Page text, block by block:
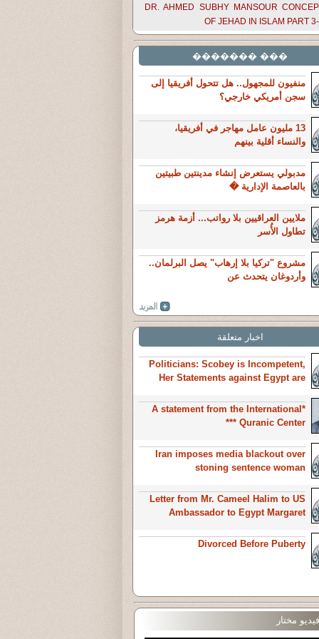
DR. AHMED SUBHY MANSOUR
OF JEHAD IN ISLAM PART
��� �������
منفيون للمجهول.. هل تتحول أفريقيا إلى
سجن أمريكي خارجي؟
13 مليون عامل مهاجر في أفريقيا،
والنساء أقلية بينهم
مدبولي يستعرض إنشاء مدينتين طبيتين
بالعاصمة الإدارية �
ملايين العراقيين بلا رواتب... أزمة هرمز
تطاول الأُسر
مشروع "تركيا بلا إرهاب" يصل البرلمان..
وأردوغان يتحدث عن
اخبار متعلقة
Politicians: Scobey is Incompetent,
Her Statements against Egypt are
*A statement from the International
Quranic Center ***
Iran imposes media blackout over
stoning sentence woman
Letter from Mr. Cameel Halim to US
Ambassador to Egypt Margaret
Divorced Before Puberty
فيديو مختار